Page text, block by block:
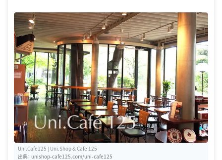
Uni.Cafe125 | Uni.Shop & Cafe 125
出典： unishop-cafe125.com/uni-cafe125